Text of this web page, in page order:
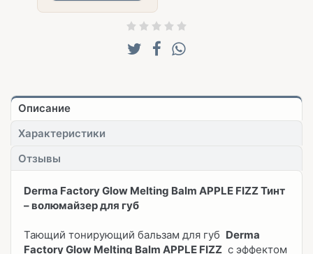
Описание
Характеристики
Отзывы
Derma Factory Glow Melting Balm APPLE FIZZ Тинт
– волюмайзер для губ
Тающий тонирующий бальзам для губ Derma
Factory Glow Melting Balm APPLE FIZZ с эффектом